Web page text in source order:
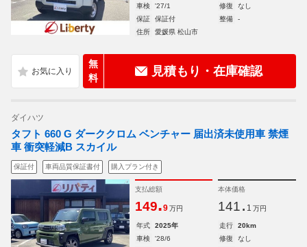
車検 '27/1 修復
なし
保証
保証付 整備
-
住所
愛媛県 松山市
無
料
見積もり・在庫確認
ダイハツ
タフト 660 G ダーククロム ベンチャー 届出済未使用車 禁煙
車 衝突軽減B スカイル
保証付 車両品質保証書付 購入プラン付き
支払総額
149.9 万円
本体価格
141. 1 万円
年式 2025年 走行
20km
車検
'28/6 修復
なし